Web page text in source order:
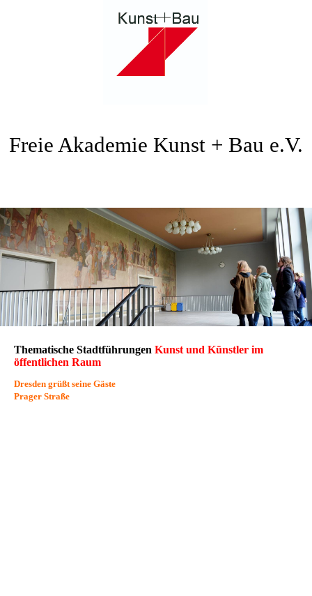
Freie Akademie Kunst + Bau e.V.
Thematische Stadtführungen Kunst und Künstler im
öffentlichen Raum
Dresden grüßt seine Gäste
Prager Straße